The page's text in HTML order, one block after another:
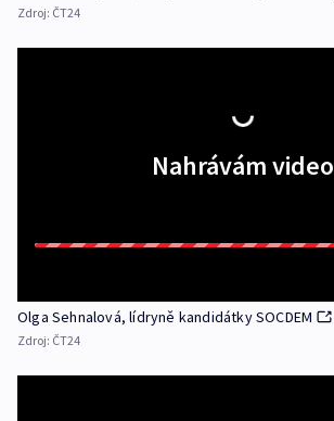
Zdroj: ČT24
Nahrávám video
Olga Sehnalová, lídryně kandidátky SOCDEM
Zdroj: ČT24